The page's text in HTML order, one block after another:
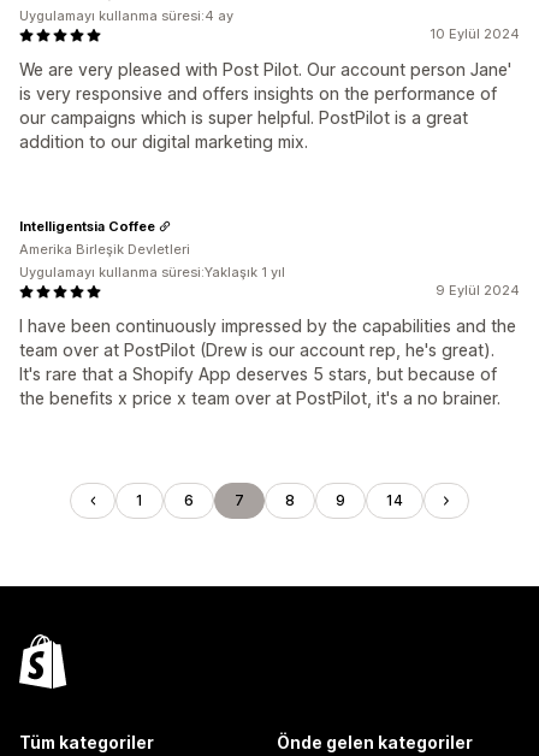
10 Eylül 2024
We are very pleased with Post Pilot. Our account person Jane'
is very responsive and offers insights on the performance of
our campaigns which is super helpful. PostPilot is a great
addition to our digital marketing mix.
Uygulamayı kullanma süresi:4 ay
9 Eylül 2024
I have been continuously impressed by the capabilities and the
team over at PostPilot (Drew is our account rep, he's great).
It's rare that a Shopify App deserves 5 stars, but because of
the benefits x price x team over at PostPilot, it's a no brainer.
Intelligentsia Coffee
Amerika Birleşik Devletleri
Uygulamayı kullanma süresi:Yaklaşık 1 yıl
1 6 7 8 9 14
Tüm kategoriler Önde gelen kategoriler